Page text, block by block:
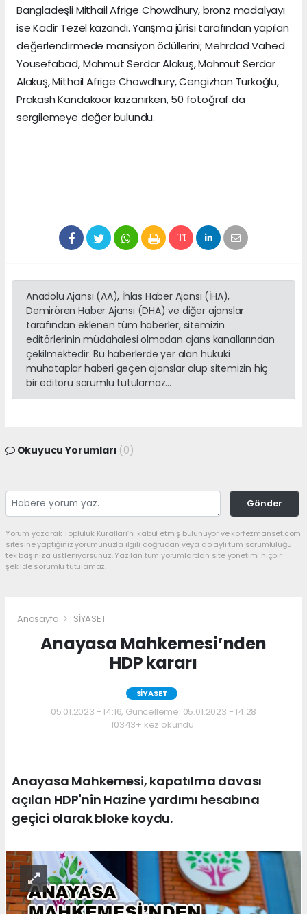
Bangladeşli Mithail Afrige Chowdhury, bronz madalyayı
ise Kadir Tezel kazandı. Yarışma jürisi tarafından yapılan
değerlendirmede mansiyon ödüllerini; Mehrdad Vahed
Yousefabad, Mahmut Serdar Alakuş, Mahmut Serdar
Alakuş, Mithail Afrige Chowdhury, Cengizhan Türkoğlu,
Prakash Kandakoor kazanırken, 50 fotoğraf da
sergilemeye değer bulundu.
Anadolu Ajansı (AA), İhlas Haber Ajansı (İHA),
Demirören Haber Ajansı (DHA) ve diğer ajanslar
tarafından eklenen tüm haberler, sitemizin
editörlerinin müdahalesi olmadan ajans kanallarından
çekilmektedir. Bu haberlerde yer alan hukuki
muhataplar haberi geçen ajanslar olup sitemizin hiç
bir editörü sorumlu tutulamaz...
Okuyucu Yorumları (0)
Gönder
Yorum yazarak Topluluk Kuralları’nı kabul etmiş bulunuyor ve korfezmanset.com
sitesine yaptığınız yorumunuzla ilgili doğrudan veya dolaylı tüm sorumluluğu
tek başınıza üstleniyorsunuz. Yazılan tüm yorumlardan site yönetimi hiçbir
şekilde sorumlu tutulamaz.
Anasayfa SİYASET
Anayasa Mahkemesi’nden
HDP kararı
SİYASET
05.01.2023 - 14:16, Güncelleme: 05.01.2023 - 14:28
10343+ kez okundu.
Anayasa Mahkemesi, kapatılma davası
açılan HDP'nin Hazine yardımı hesabına
geçici olarak bloke koydu.